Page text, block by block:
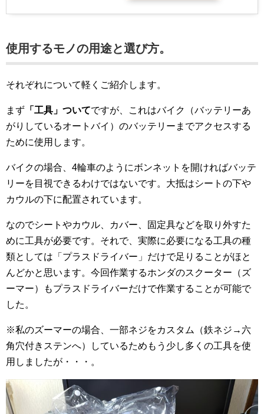
使用するモノの用途と選び方。
それぞれについて軽くご紹介します。
まず 「工具」ついてですが、これはバイク（バッテリーあ
がりしているオートバイ）のバッテリーまでアクセスする
ために使用します。
バイクの場合、4輪車のようにボンネットを開ければバッテ
リーを目視できるわけではないです。大抵はシートの下や
カウルの下に配置されています。
なのでシートやカウル、カバー、固定具などを取り外すた
めに工具が必要です。それで、実際に必要になる工具の種
類としては「プラスドライバー」だけで足りることがほと
んどかと思います。今回作業するホンダのスクーター（ズ
ーマー）もプラスドライバーだけで作業することが可能で
した。
※私のズーマーの場合、一部ネジをカスタム（鉄ネジ→六
角穴付きステンへ）しているためもう少し多くの工具を使
用しましたが・・・。